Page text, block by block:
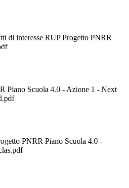
di interesse RUP Progetto PNRR
Piano Scuola 4.0 - Azione 1 - Next
PNRR Piano Scuola 4.0 -